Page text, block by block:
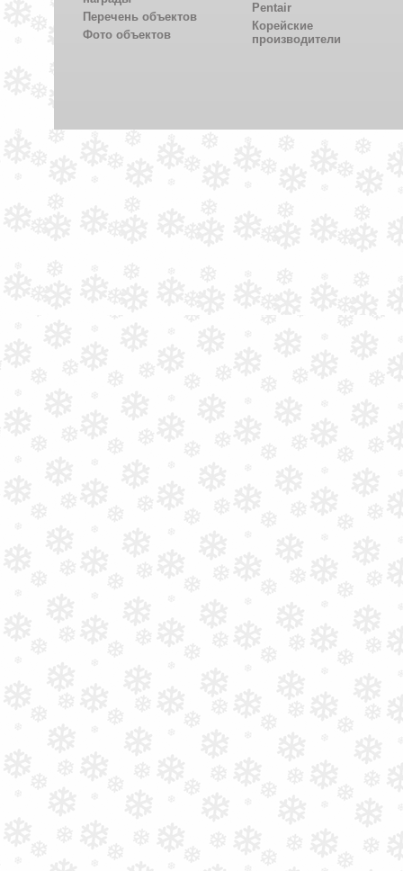
Перечень объектов
Фото объектов
Pentair
Корейские
производители